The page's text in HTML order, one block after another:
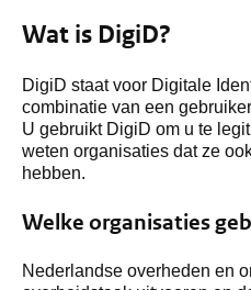
Wat is DigiD?
DigiD staat voor Digitale
combinatie van een
U gebruikt DigiD om u te
weten organisaties dat ze
hebben.
Welke organisaties
Nederlandse overheden en